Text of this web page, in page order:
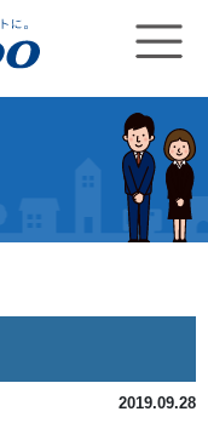
2019.09.28